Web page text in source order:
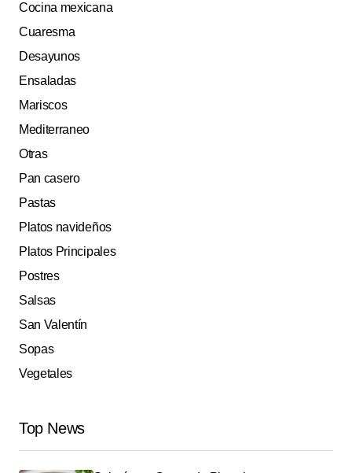
Cocina mexicana
Cuaresma
Desayunos
Ensaladas
Mariscos
Mediterraneo
Otras
Pan casero
Pastas
Platos navideños
Platos Principales
Postres
Salsas
San Valentín
Sopas
Vegetales
Top News